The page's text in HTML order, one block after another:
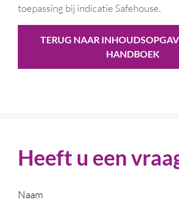
toepassing bij indicatie Safehouse.
TERUG NAAR
HANDBOEK
Heeft u een
Naam